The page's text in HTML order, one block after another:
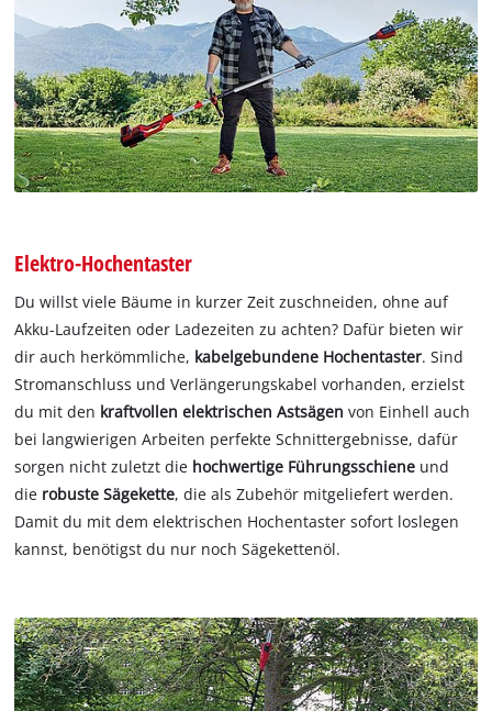
Elektro-Hochentaster
Du willst viele Bäume in kurzer Zeit zuschneiden, ohne auf
Akku-Laufzeiten oder Ladezeiten zu achten? Dafür bieten wir
dir auch herkömmliche, kabelgebundene Hochentaster. Sind
Stromanschluss und Verlängerungskabel vorhanden, erzielst
du mit den kraftvollen elektrischen Astsägen von Einhell auch
bei langwierigen Arbeiten perfekte Schnittergebnisse, dafür
sorgen nicht zuletzt die hochwertige Führungsschiene und
die robuste Sägekette, die als Zubehör mitgeliefert werden.
Damit du mit dem elektrischen Hochentaster sofort loslegen
kannst, benötigst du nur noch Sägekettenöl.